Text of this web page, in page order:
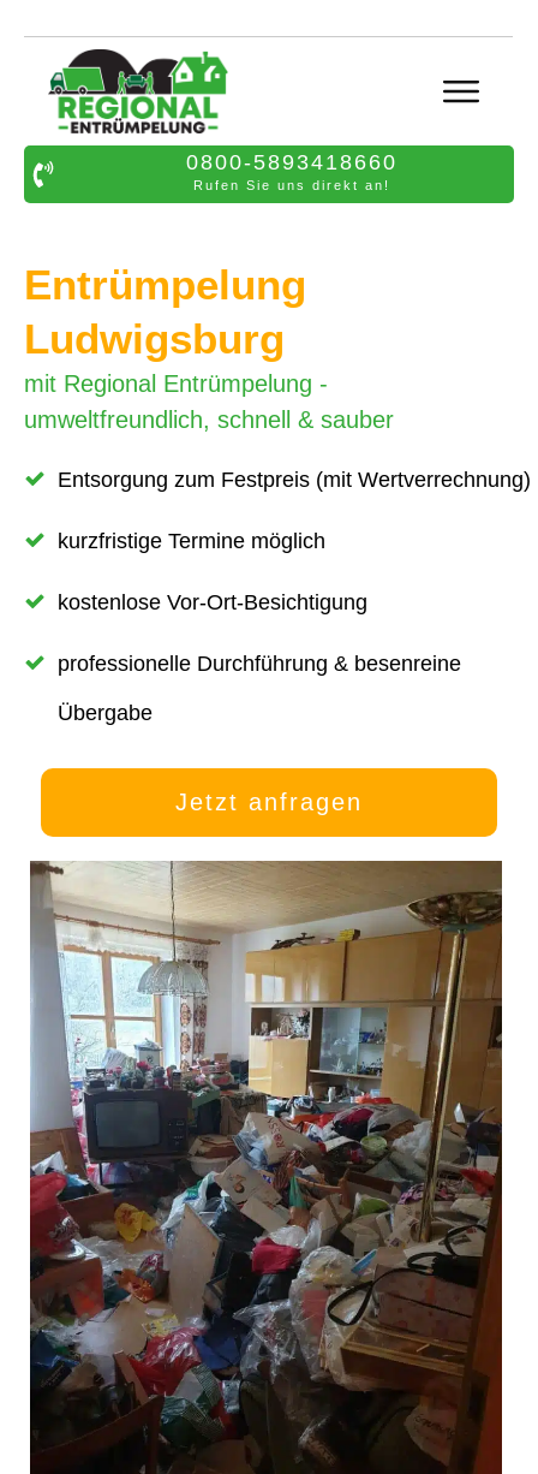
0800-5893418660
Rufen Sie uns direkt an!
Entrümpelung
Ludwigsburg
mit Regional Entrümpelung -
umweltfreundlich, schnell & sauber
Entsorgung zum Festpreis (mit Wertverrechnung)
kurzfristige Termine möglich
kostenlose Vor-Ort-Besichtigung
professionelle Durchführung & besenreine
Übergabe
Jetzt anfragen